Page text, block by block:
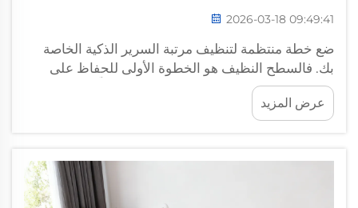
2026-03-18 09:49:41
ضع خطة منتظمة لتنظيف مرتبة السرير الذكية الخاصة
بك. فالسطح النظيف هو الخطوة الأولى للحفاظ على
مرتبة السرير الذكية في أفضل حالة، وقد تعلّمتُ ذلك
عندما أهملتُ مرتبة سريري الذكية الأولى لأكثر من عامٍ —
فتراكم الغبار والعَرَق...
عرض المزيد